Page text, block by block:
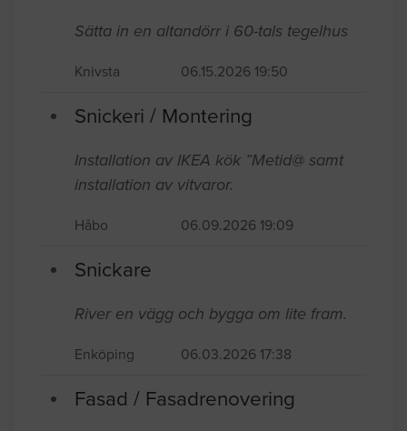
Sätta in en altandörr i 60-tals tegelhus
Knivsta 06.15.2026 19:50
Snickeri / Montering
Installation av IKEA kök ”Metid@ samt
installation av vitvaror.
Håbo 06.09.2026 19:09
Snickare
River en vägg och bygga om lite fram.
Enköping 06.03.2026 17:38
Fasad / Fasadrenovering